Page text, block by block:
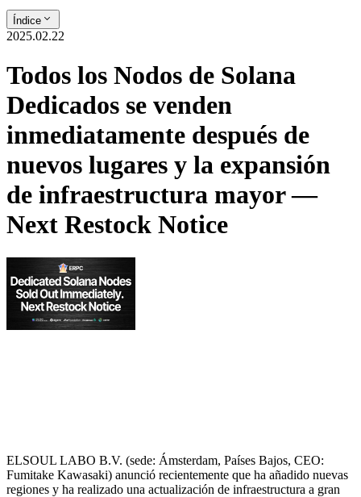
Índice
2025.02.22
Todos los Nodos de Solana
Dedicados se venden
inmediatamente después de
nuevos lugares y la expansión
de infraestructura mayor —
Next Restock Notice
ELSOUL LABO B.V. (sede: Ámsterdam, Países Bajos, CEO:
Fumitake Kawasaki) anunció recientemente que ha añadido nuevas
regiones y ha realizado una actualización de infraestructura a gran